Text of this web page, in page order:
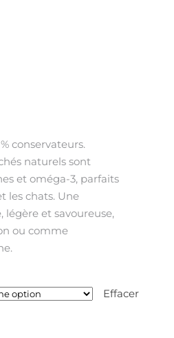
conservateurs.
naturels sont
et oméga-3, parfaits
les chats. Une
légère et savoureuse,
ou comme
Effacer